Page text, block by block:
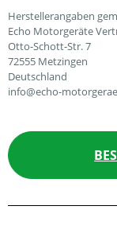
Herstellerangaben
Echo Motorgeräte
Otto-Schott-Str. 7
72555 Metzingen
Deutschland
info@echo-